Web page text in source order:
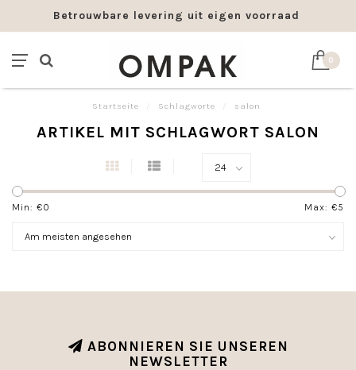
Betrouwbare levering uit eigen voorraad
0
Startseite Schlagworte salon
ARTIKEL MIT SCHLAGWORT SALON
Min: €0 Max: €5
ABONNIEREN SIE UNSEREN
NEWSLETTER